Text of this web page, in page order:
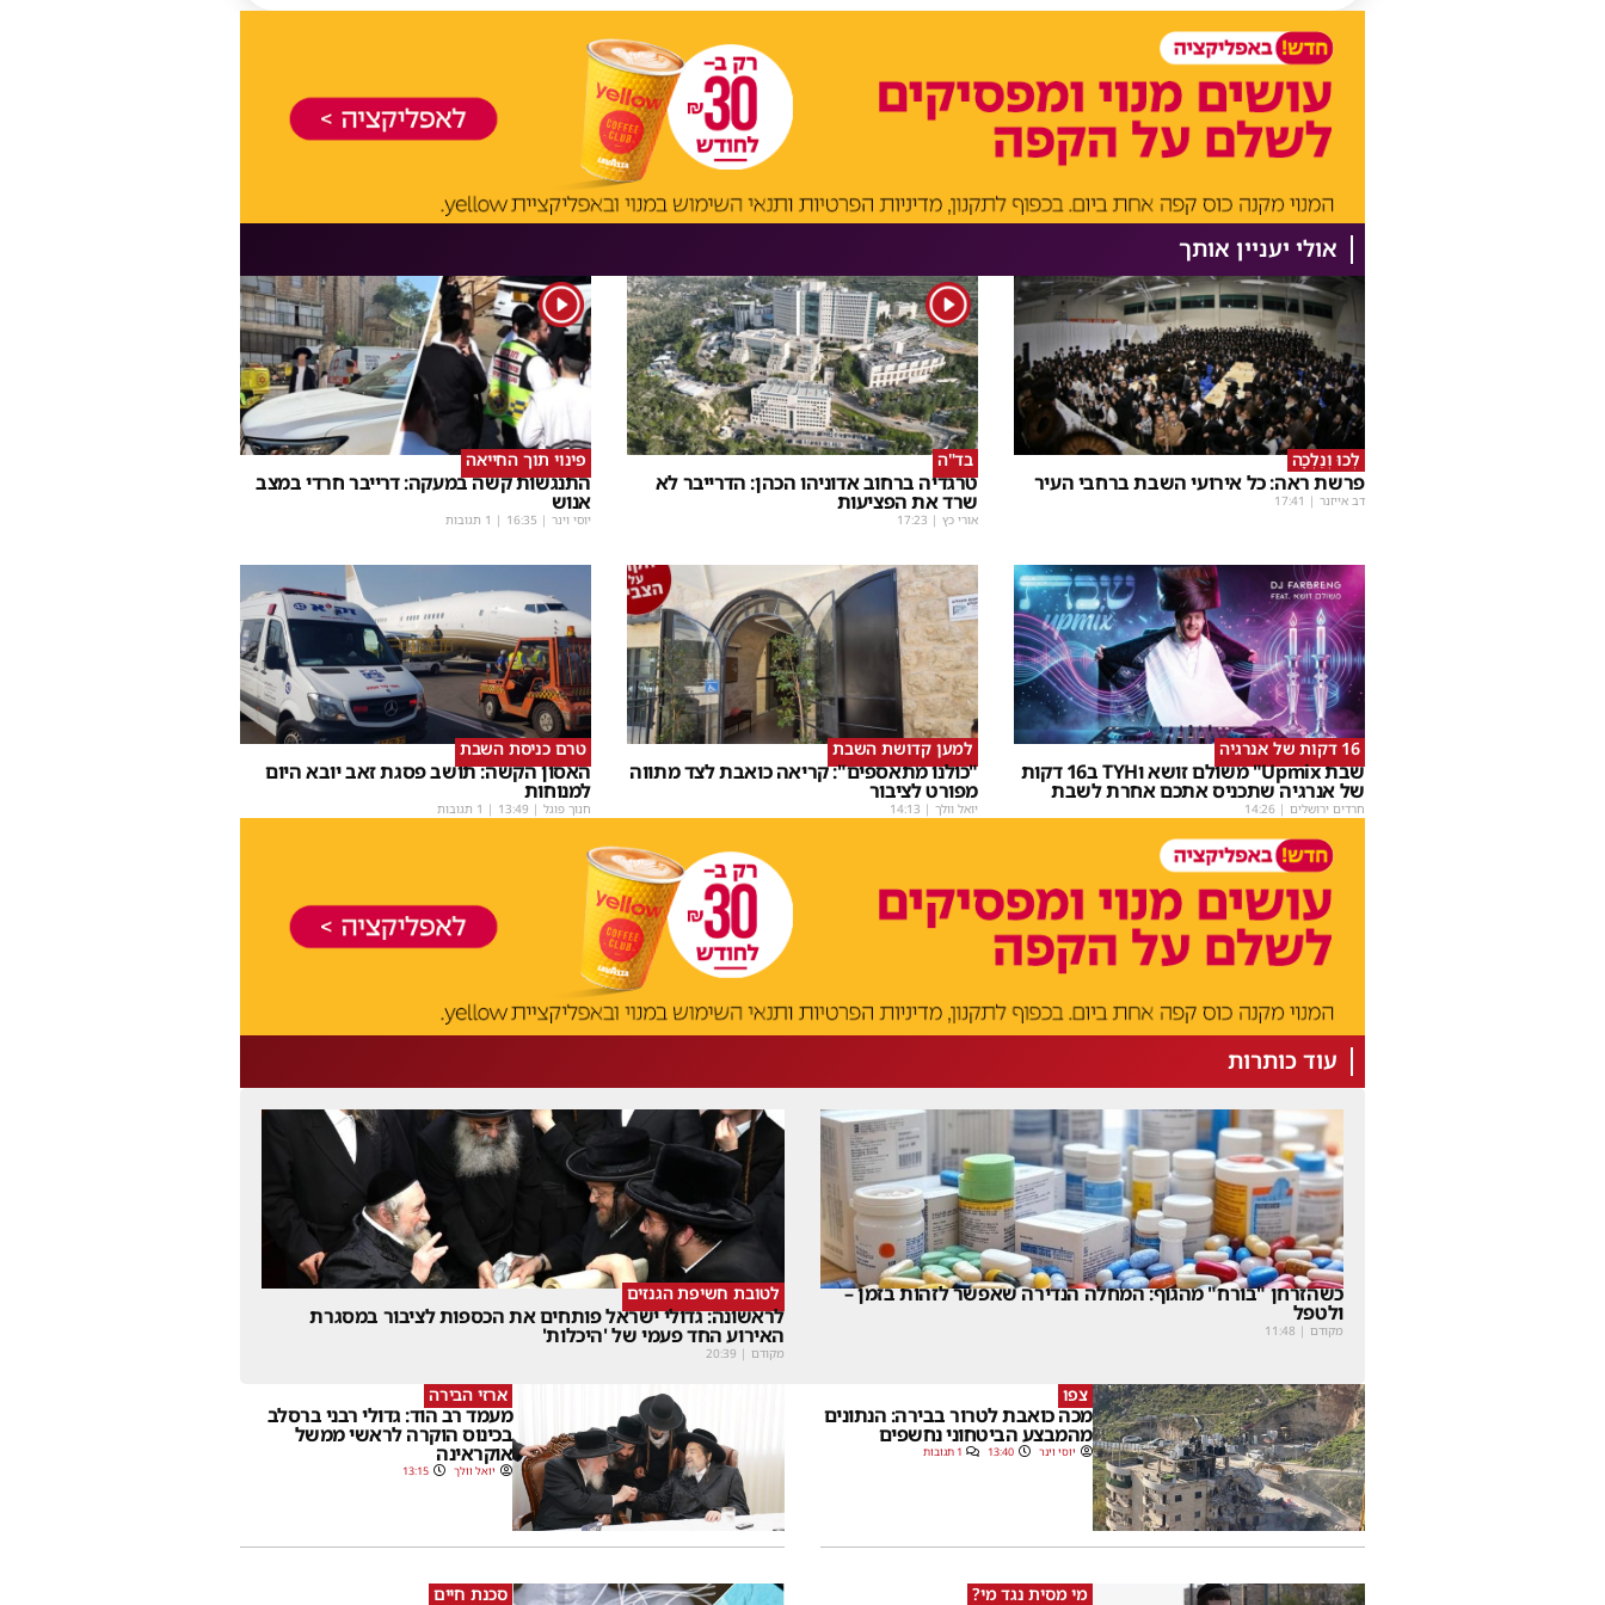
אולי יעניין אותך
לְכוּ וְנֵלְכָה
פרשת ראה: כל אירועי השבת ברחבי העיר
דב אייזנר |
17:41
1
בד"ה
טרגדיה ברחוב אדוניהו הכהן: הדרייבר לא
שרד את הפציעות
אורי כץ |
17:23
1
פינוי תוך החייאה
התנגשות קשה במעקה: דרייבר חרדי במצב
אנוש
יוסי וינר |
16:35 | 1 תגובות
16 דקות של אנרגיה
שבת Upmix" משולם זושא וTYH ב16 דקות
של אנרגיה שתכניס אתכם אחרת לשבת
חרדים ירושלים |
14:26
למען קדושת השבת
"כולנו מתאספים": קריאה כואבת לצד מתווה
מפורט לציבור
יואל וולך |
14:13
טרם כניסת השבת
האסון הקשה: תושב פסגת זאב יובא היום
למנוחות
חנוך פוגל |
13:49 | 1 תגובות
עוד כותרות
כשהזרחן "בורח" מהגוף: המחלה הנדירה שאפשר לזהות בזמן –
ולטפל
מקודם |
11:48
לטובת חשיפת הגנזים
לראשונה: גדולי ישראל פותחים את הכספות לציבור במסגרת
האירוע החד פעמי של 'היכלות'
מקודם |
20:39
צפו
מכה כואבת לטרור בבירה: הנתונים
מהמבצע הביטחוני נחשפים
יוסי וינר 13:40 1 תגובות
ארזי הבירה
מעמד רב הוד: גדולי רבני ברסלב
בכינוס הוקרה לראשי ממשל
אוקראינה
יואל וולך 13:15
מי מסית נגד מי? סכנת חיים